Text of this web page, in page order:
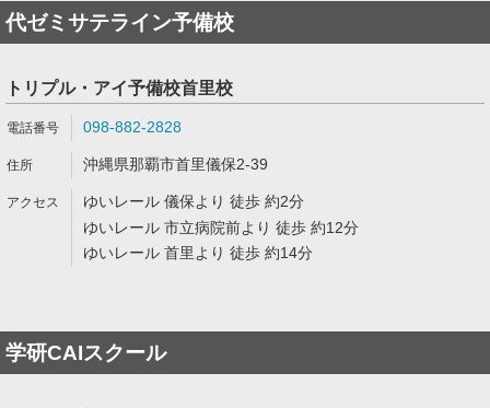
代ゼミサテライン予備校
トリプル・アイ予備校首里校
098-882-2828
沖縄県那覇市首里儀保2-39
ゆいレール 儀保より 徒歩 約2分
ゆいレール 市立病院前より 徒歩 約12分
ゆいレール 首里より 徒歩 約14分
学研CAIスクール